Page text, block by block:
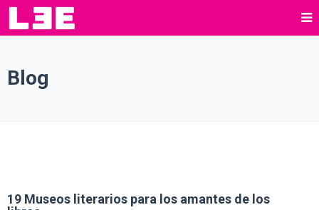
Blog
19 Museos literarios para los amantes de los